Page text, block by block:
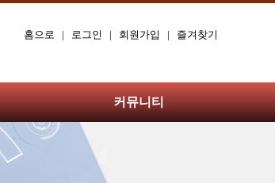
홈으로 | 로그인 | 회원가입 | 즐겨찾기
커뮤니티